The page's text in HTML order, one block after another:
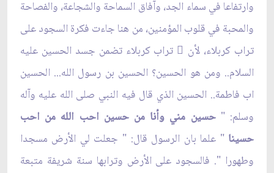
وارتفاعا في سماء الجد، وآفاق السماحة والشجاعة، والفصاحة
والمحبة في قلوب المؤمنين، من هنا جاءت فكرة السجود على
تراب كربلاء، لأن ّ تراب كربلاء تضمن جسد الحسين عليه
السلام.. ومن هو الحسين؟ الحسين بن رسول الله... الحسين
اب فاطمة.. الحسين الذي قال فيه النبي صلى الله عليه وآله
وسلم: "حسين مني وأنا من حسين احب الله من احب
حسينا" علما بان الرسول قال: " جعلت لي الأرض مسجدا
وطهورا ". فالسجود على الأرض وترابها سنة شريفة متبعة